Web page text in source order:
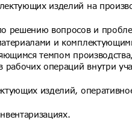
изделий на
решению вопросов и
и
темпом
рабочих операций внутри
изделий,